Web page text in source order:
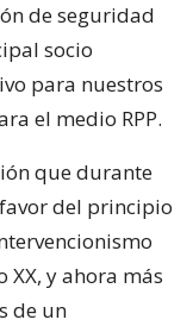
de seguridad
socio
para nuestros
el medio RPP.
que durante
del principio
y ahora más
de un